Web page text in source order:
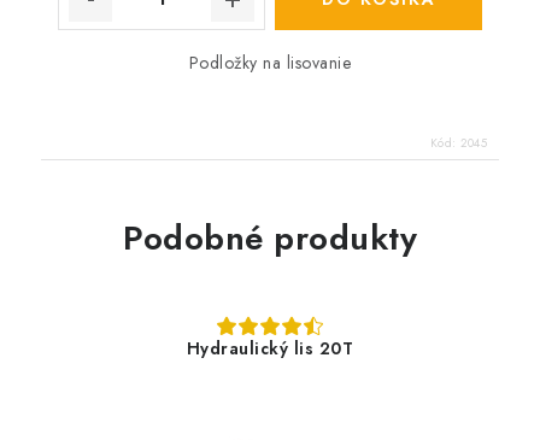
Podložky na lisovanie
Kód: 2045
Podobné produkty
Hydraulický lis 20T